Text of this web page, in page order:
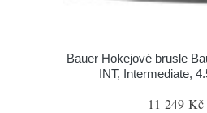
Bauer Hokejové brusle
INT, Intermediate,
11 249 Kč